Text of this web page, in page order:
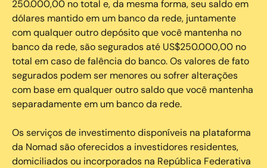
250.000,00 no total e, da mesma forma, seu saldo em
dólares mantido em um banco da rede, juntamente
com qualquer outro depósito que você mantenha no
banco da rede, são segurados até US$250.000,00 no
total em caso de falência do banco. Os valores de fato
segurados podem ser menores ou sofrer alterações
com base em qualquer outro saldo que você mantenha
separadamente em um banco da rede.
Os serviços de investimento disponíveis na plataforma
da Nomad são oferecidos a investidores residentes,
domiciliados ou incorporados na República Federativa